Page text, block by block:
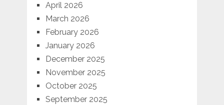
April 2026
March 2026
February 2026
January 2026
December 2025
November 2025
October 2025
September 2025